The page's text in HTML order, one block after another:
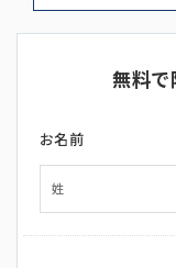
無料で
お名前